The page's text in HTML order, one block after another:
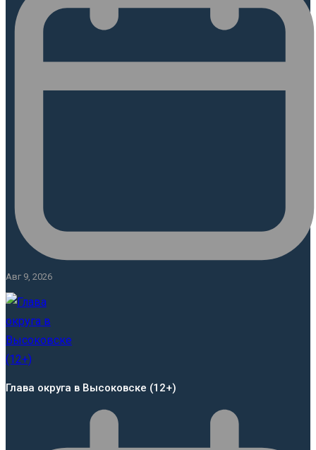
Авг 9, 2026
Глава округа в Высоковске (12+)